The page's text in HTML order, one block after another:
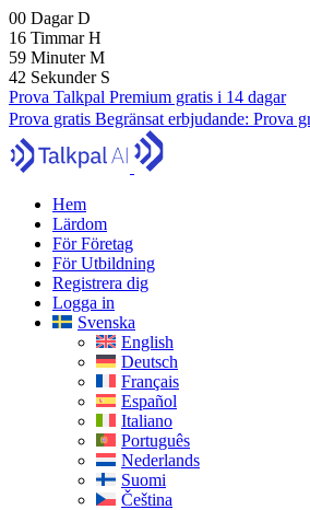
00 DagarD
16 TimmarH
59 MinuterM
41 Sekunder S
Prova Talkpal Premium gratis i 14 dagar
Prova gratis Begränsat erbjudande: Prova
Hem
Lärdom
För Företag
För Utbildning
Registrera dig
Logga in
Svenska
English
Deutsch
Français
Español
Italiano
Português
Nederlands
Suomi
Čeština